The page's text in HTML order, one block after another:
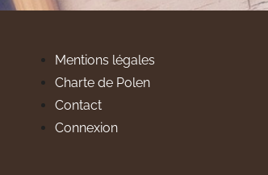
Mentions légales
Charte de Polen
Contact
Connexion